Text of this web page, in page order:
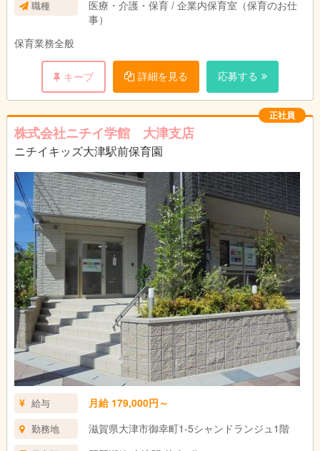
職種
医療・介護・保育 / 企業内保育室（保育のお仕
事）
保育業務全般
キープ 詳細を見る 応募する
正社員
株式会社ニチイ学館 大津支店
ニチイキッズ大津駅前保育園
給与 月給 179,000円～
勤務地 滋賀県大津市御幸町1‐5シャンドランジュ1階